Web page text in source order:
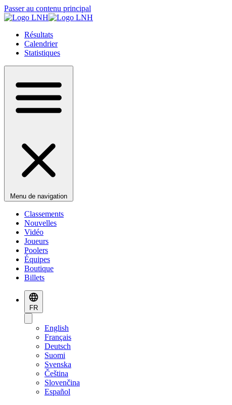
Passer au contenu principal
Résultats
Calendrier
Statistiques
Menu de navigation
Classements
Nouvelles
Vidéo
Joueurs
Poolers
Équipes
Boutique
Billets
FR
English
Français
Deutsch
Suomi
Svenska
Čeština
Slovenčina
Español